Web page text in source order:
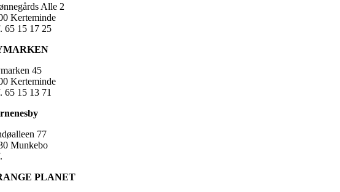
Alle 2
Kerteminde
65 15 17 25
45
Kerteminde
65 15 13 71
77
Munkebo
PLANET